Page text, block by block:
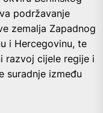
podržavanje
zemalja Zapadnog
i Hercegovinu, te
razvoj cijele regije i
suradnje između